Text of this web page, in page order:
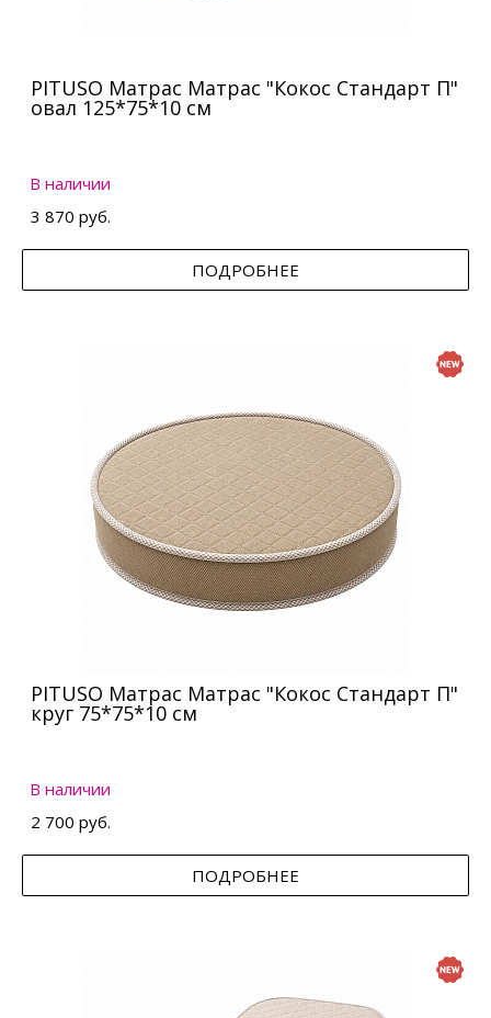
PITUSO Матрас Матрас "Кокос Стандарт П"
овал 125*75*10 см
В наличии
3 870 руб.
ПОДРОБНЕЕ
PITUSO Матрас Матрас "Кокос Стандарт П"
круг 75*75*10 см
В наличии
2 700 руб.
ПОДРОБНЕЕ